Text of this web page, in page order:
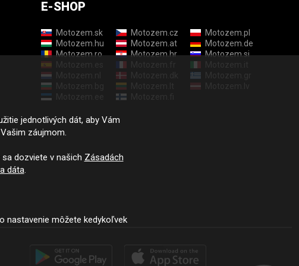
E-SHOP
Motozem.sk Motozem.cz
Motozem.pl
Motozem.hu
Motozem.at
Motozem.de
Motozem.ro
Motozem.hr
Motozem.si
jednotlivých dát, aby Vám
záujmom.
dozviete v našich Zásadách
dáta.
nastavenie môžete kedykoľvek